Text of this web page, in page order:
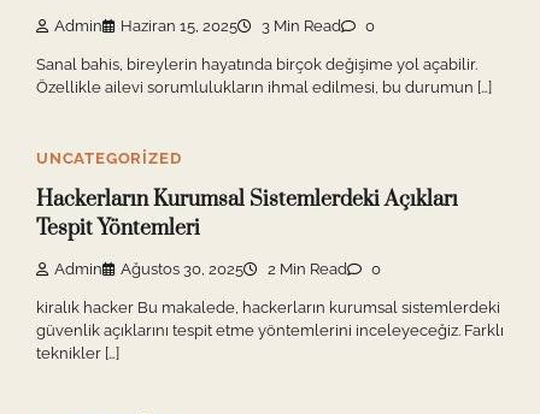
Admin Haziran 15, 2025 3 Min Read 0
Sanal bahis, bireylerin hayatında birçok değişime yol açabilir.
Özellikle ailevi sorumlulukların ihmal edilmesi, bu durumun […]
UNCATEGORIZED
Hackerların Kurumsal Sistemlerdeki Açıkları
Tespit Yöntemleri
Admin Ağustos 30, 2025 2 Min Read 0
kiralık hacker Bu makalede, hackerların kurumsal sistemlerdeki
güvenlik açıklarını tespit etme yöntemlerini inceleyeceğiz. Farklı
teknikler […]